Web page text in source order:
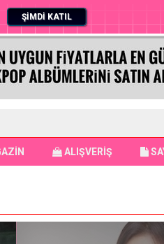
ALIŞVERİŞ
ŞİMDİ KATIL